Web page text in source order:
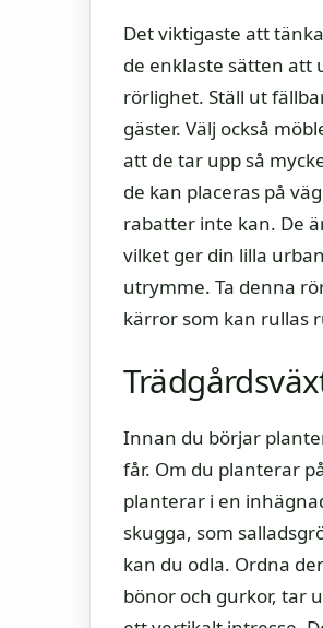
Det viktigaste att
de enklaste sätten att
rörlighet. Ställ ut
gäster. Välj också
att de tar upp så
de kan placeras på
rabatter inte kan. De
vilket ger din lilla
utrymme. Ta denna
kärror som kan rullas
Innan du börjar
får. Om du planterar
planterar i en
skugga, som
kan du odla. Ordna
bönor och gurkor, tar